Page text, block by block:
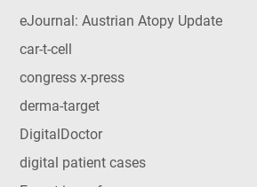
eJournal: Austrian Atopy Update
car-t-cell
congress x-press
derma-target
DigitalDoctor
digital patient cases